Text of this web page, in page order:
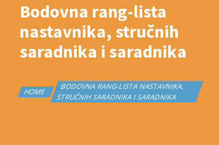
Bodovna rang-lista
nastavnika, stručnih
saradnika i saradnika
HOME
BODOVNA RANG-LISTA NASTAVNIKA,
STRUČNIH SARADNIKA I SARADNIKA